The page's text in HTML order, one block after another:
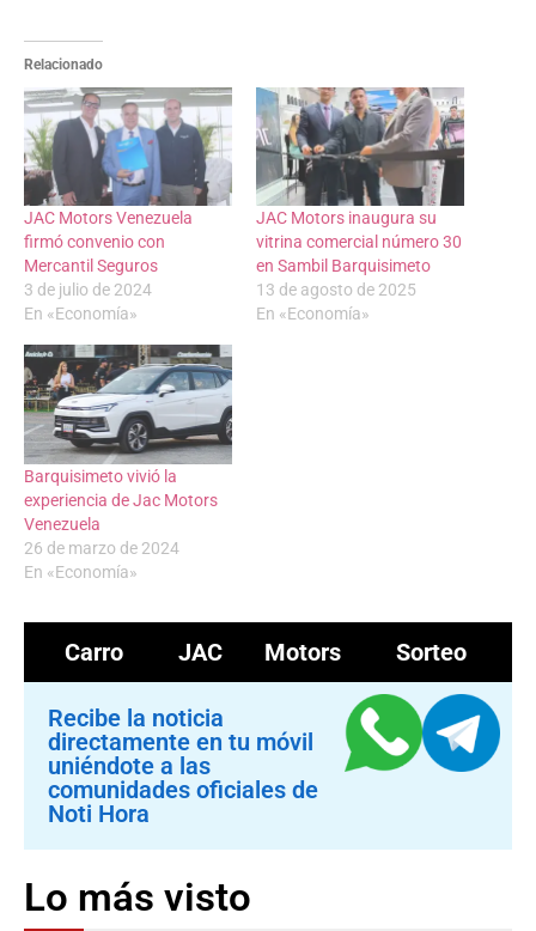
Relacionado
JAC Motors Venezuela
firmó convenio con
Mercantil Seguros
3 de julio de 2024
En «Economía»
JAC Motors inaugura su
vitrina comercial número 30
en Sambil Barquisimeto
13 de agosto de 2025
En «Economía»
Barquisimeto vivió la
experiencia de Jac Motors
Venezuela
26 de marzo de 2024
En «Economía»
Carro JAC Motors Sorteo
Recibe la noticia
directamente en tu móvil
uniéndote a las
comunidades oficiales de
Noti Hora
Lo más visto